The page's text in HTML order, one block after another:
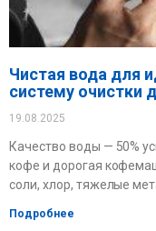
Чистая вода для
систему очистки
19.08.2025
Качество воды — 50%
кофе и дорогая
соли, хлор, тяжелые
Подробнее